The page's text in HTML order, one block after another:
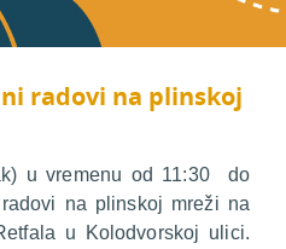
radovi na plinskoj
u vremenu od 11:30 do
na plinskoj mreži na
u Kolodvorskoj ulici.